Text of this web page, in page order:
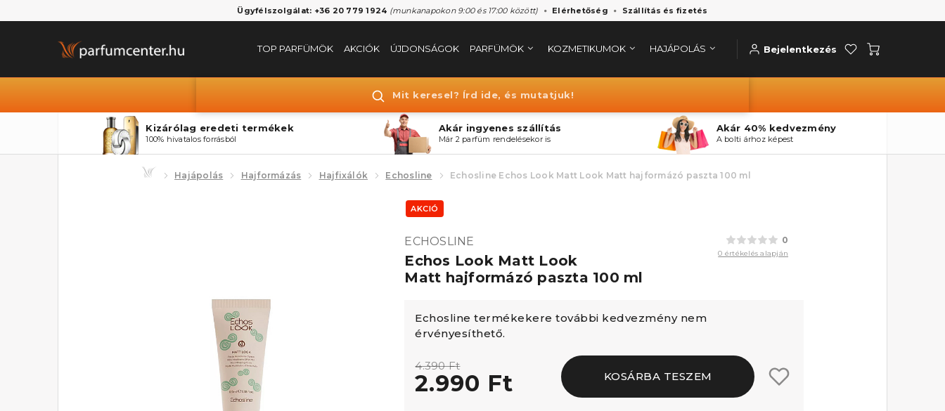
Ügyfélszolgálat: +36 20 779 1924 (munkanapokon 9:00 és 17:00 között) Elérhetőség Szállítás és fizetés
TOP PARFÜMÖK AKCIÓK ÚJDONSÁGOK PARFÜMÖK KOZMETIKUMOK HAJÁPOLÁS Bejelentkezés
Mit keresel? Írd ide, és mutatjuk!
Kizárólag eredeti termékek
100% hivatalos forrásból
Akár ingyenes szállítás
Már 2 parfüm rendelésekor is
Akár 40% kedvezmény
A bolti árhoz képest
Hajápolás Hajformázás Hajfixálók Echosline Echosline Echos Look Matt Look Matt hajformázó paszta 100 ml
AKCIÓ
0
0 értékelés alapján
ECHOSLINE
Echos Look Matt Look
Matt hajformázó paszta 100 ml
Echosline termékekere további kedvezmény nem
érvényesíthető.
4.390 Ft
2.990 Ft KOSÁRBA TESZEM